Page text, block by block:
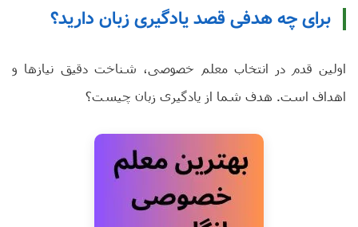
برای چه هدفی قصد یادگیری زبان دارید؟
اولین قدم در انتخاب معلم خصوصی، شناخت دقیق نیازها و
اهداف است. هدف شما از یادگیری زبان چیست؟